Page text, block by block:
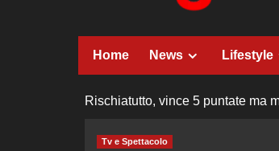
Home News Lifestyle
Rischiatutto, vince 5 puntate ma
Tv e Spettacolo